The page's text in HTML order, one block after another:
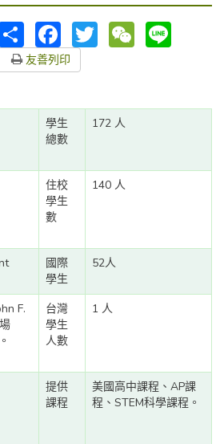
分
FacebookTwitter WeChat
友善列印
學生
總數
172 人
住校
學生
數
140 人
國際
學生
52人
F.
台灣
學生
人數
1 人
提供
課程
美國高中課程、AP課
程、STEM科學課程。